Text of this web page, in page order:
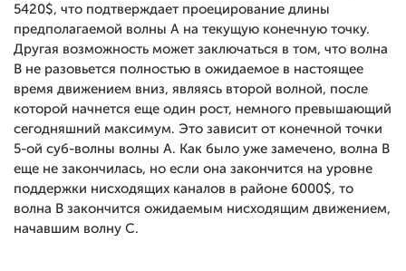
5420$, что подтверждает проецирование длины
предполагаемой волны А на текущую конечную точку.
Другая возможность может заключаться в том, что волна
B не разовьется полностью в ожидаемое в настоящее
время движением вниз, являясь второй волной, после
которой начнется еще один рост, немного превышающий
сегодняшний максимум. Это зависит от конечной точки
5-ой суб-волны волны А. Как было уже замечено, волна В
еще не закончилась, но если она закончится на уровне
поддержки нисходящих каналов в районе 6000$, то
волна B закончится ожидаемым нисходящим движением,
начавшим волну С.